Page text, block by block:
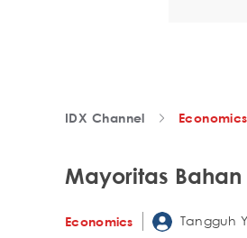
IDX Channel Economics
Mayoritas
Economics Tangguh